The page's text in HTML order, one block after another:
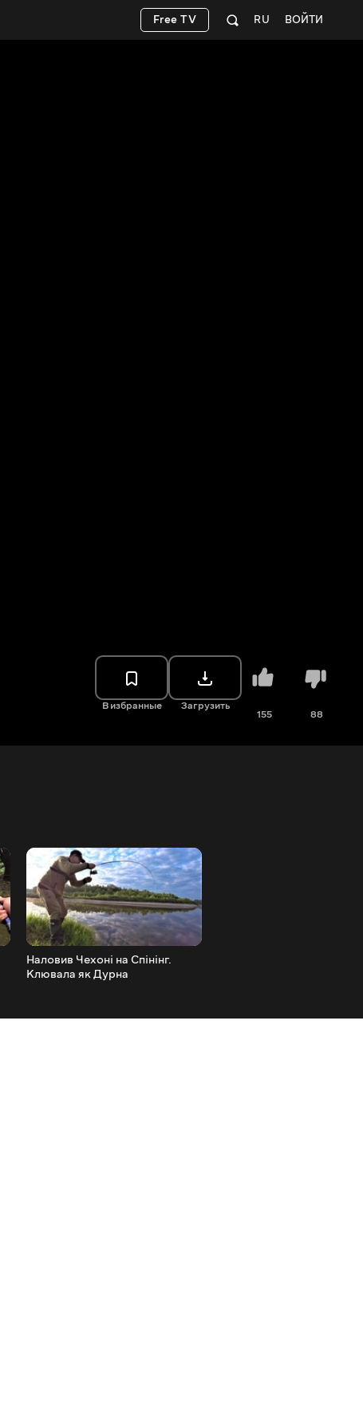
ВОЙТИ
RU
Free TV
В избранные Загрузить
155 88
Наловив Чехоні на Спінінг.
Клювала як Дурна